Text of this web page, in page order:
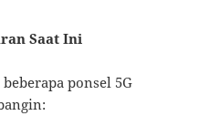
Saat Ini
ponsel 5G